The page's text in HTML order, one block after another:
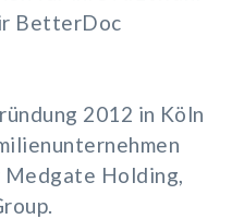
BetterDoc
2012 in Köln
Holding,